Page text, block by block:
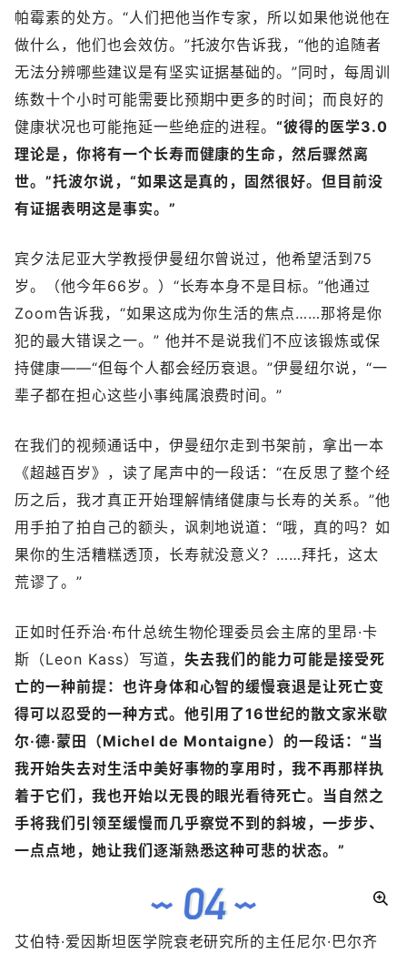
帕霉素的处方。“人们把他当作专家，所以如果他说他在
做什么，他们也会效仿。”托波尔告诉我，“他的追随者
无法分辨哪些建议是有坚实证据基础的。”同时，每周训
练数十个小时可能需要比预期中更多的时间；而良好的
健康状况也可能拖延一些绝症的进程。“彼得的医学3.0
理论是，你将有一个长寿而健康的生命，然后骤然离
世。”托波尔说，“如果这是真的，固然很好。但目前没
有证据表明这是事实。”
宾夕法尼亚大学教授伊曼纽尔曾说过，他希望活到75
岁。（他今年66岁。）“长寿本身不是目标。”他通过
Zoom告诉我，“如果这成为你生活的焦点……那将是你
犯的最大错误之一。” 他并不是说我们不应该锻炼或保
持健康——“但每个人都会经历衰退。”伊曼纽尔说，“一
辈子都在担心这些小事纯属浪费时间。”
在我们的视频通话中，伊曼纽尔走到书架前，拿出一本
《超越百岁》，读了尾声中的一段话：“在反思了整个经
历之后，我才真正开始理解情绪健康与长寿的关系。”他
用手拍了拍自己的额头，讽刺地说道：“哦，真的吗？如
果你的生活糟糕透顶，长寿就没意义？……拜托，这太
荒谬了。”
正如时任乔治·布什总统生物伦理委员会主席的里昂·卡
斯（Leon Kass）写道，失去我们的能力可能是接受死
亡的一种前提：也许身体和心智的缓慢衰退是让死亡变
得可以忍受的一种方式。他引用了16世纪的散文家米歇
尔·德·蒙田（Michel de Montaigne）的一段话：“当
我开始失去对生活中美好事物的享用时，我不再那样执
着于它们，我也开始以无畏的眼光看待死亡。当自然之
手将我们引领至缓慢而几乎察觉不到的斜坡，一步步、
一点点地，她让我们逐渐熟悉这种可悲的状态。”
艾伯特·爱因斯坦医学院衰老研究所的主任尼尔·巴尔齐